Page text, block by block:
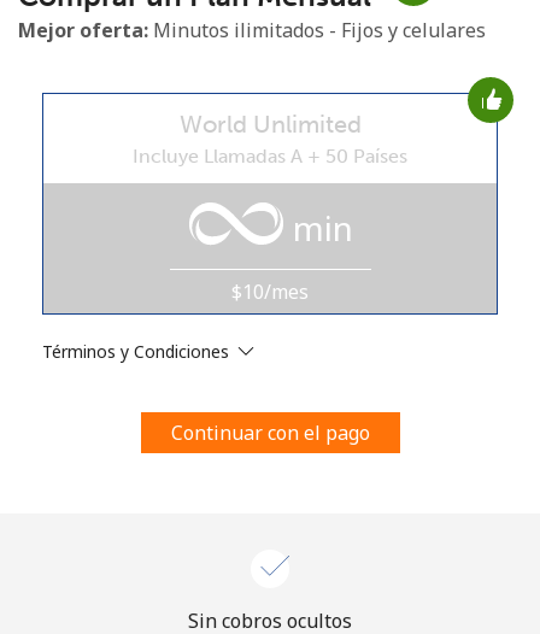
Una letra mayúscula y una minúscula
Un número
estosTérminos y condiciones.
Únete
¡Hola!
Inicia sesión oREGÍSTRATE →
Mejor oferta: Minutos ilimitados - Fijos y celulares
World Unlimited
Incluye Llamadas A + 50 Países
min
$10/mes
Términos y Condiciones
Continuar con el pago
Sin cobros ocultos